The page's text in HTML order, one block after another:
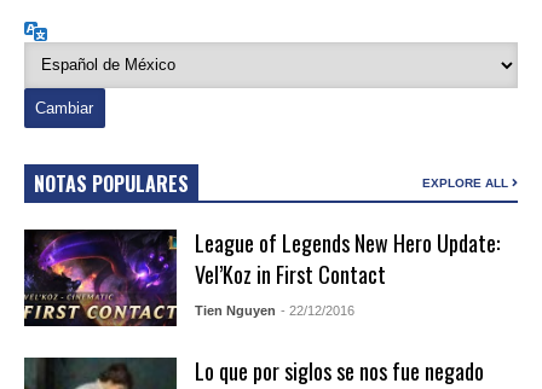
NOTAS POPULARES EXPLORE ALL
League of Legends New Hero Update:
Vel’Koz in First Contact
Tien Nguyen - 22/12/2016
Lo que por siglos se nos fue negado